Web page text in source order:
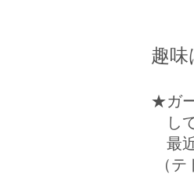
趣味
★ガ
し
最
（テ